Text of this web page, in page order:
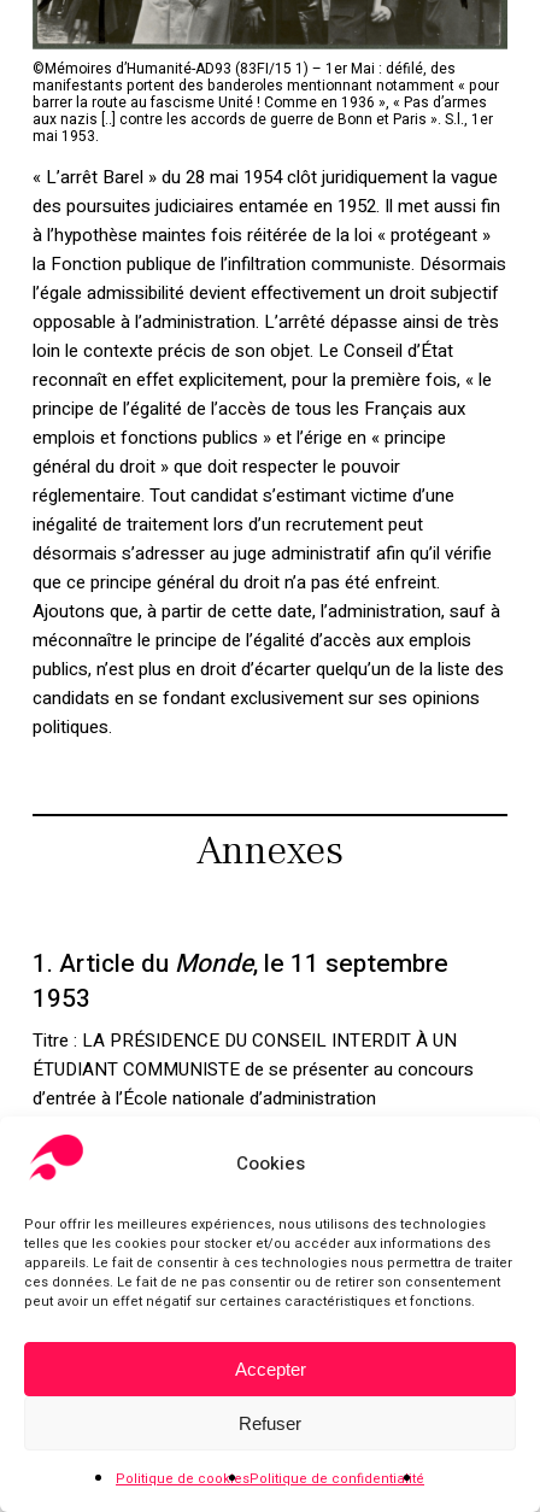
Cookies
Pour offrir les meilleures expériences, nous utilisons des technologies
telles que les cookies pour stocker et/ou accéder aux informations des
appareils. Le fait de consentir à ces technologies nous permettra de traiter
ces données. Le fait de ne pas consentir ou de retirer son consentement
peut avoir un effet négatif sur certaines caractéristiques et fonctions.
Accepter
Refuser
Politique de cookiesPolitique de confidentialité
©Mémoires d’Humanité-AD93 (83FI/15 1) – 1er Mai : défilé, des
manifestants portent des banderoles mentionnant notamment « pour
barrer la route au fascisme Unité ! Comme en 1936 », « Pas d’armes
aux nazis [..] contre les accords de guerre de Bonn et Paris ». S.l., 1er
mai 1953.
« L’arrêt Barel » du 28 mai 1954 clôt juridiquement la vague
des poursuites judiciaires entamée en 1952. Il met aussi fin
à l’hypothèse maintes fois réitérée de la loi « protégeant »
la Fonction publique de l’infiltration communiste. Désormais
l’égale admissibilité devient effectivement un droit subjectif
opposable à l’administration. L’arrêté dépasse ainsi de très
loin le contexte précis de son objet. Le Conseil d’État
reconnaît en effet explicitement, pour la première fois, « le
principe de l’égalité de l’accès de tous les Français aux
emplois et fonctions publics » et l’érige en « principe
général du droit » que doit respecter le pouvoir
réglementaire. Tout candidat s’estimant victime d’une
inégalité de traitement lors d’un recrutement peut
désormais s’adresser au juge administratif afin qu’il vérifie
que ce principe général du droit n’a pas été enfreint.
Ajoutons que, à partir de cette date, l’administration, sauf à
méconnaître le principe de l’égalité d’accès aux emplois
publics, n’est plus en droit d’écarter quelqu’un de la liste des
candidats en se fondant exclusivement sur ses opinions
politiques.
Annexes
1. Article du Monde, le 11 septembre
1953
Titre : LA PRÉSIDENCE DU CONSEIL INTERDIT À UN
ÉTUDIANT COMMUNISTE de se présenter au concours
d’entrée à l’École nationale d’administration
M. Yves Barel, fils de l’ancien député communiste des
Alpes-Maritimes, et récemment diplômé de l’Institut
candidats au concours d’entrée de l’École nationale
d’administration, dont les épreuves commenceront
mercredi prochain. Bien qu’il possédât les titres requis et
que son dossier de candidature eût été établi dans les
délais fixés, M. Yves Barel a été avisé sans commentaire,
par la présidence du conseil, qu’il ne pourrait pas se
présenter au concours.
à remplir dans l’avenir les administrateurs civils, explique-t-